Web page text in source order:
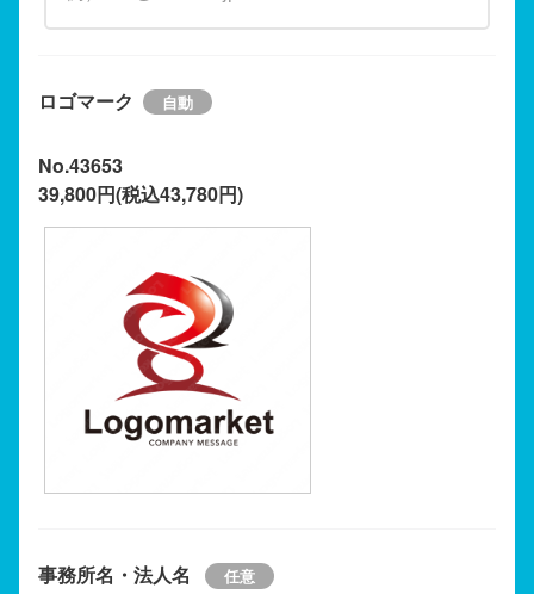
ロゴマーク
No.43653
39,800円(税込43,780円)
事務所名・法人名